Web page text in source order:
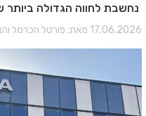
נחשבת לחווה הגדולה ביותר
מאת: פורטל הכרמל